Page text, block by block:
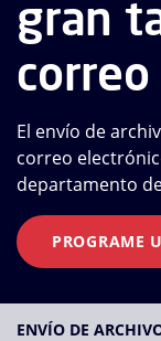
gran
El envío de
correo
departamento
PROGRAME
ENVÍO DE